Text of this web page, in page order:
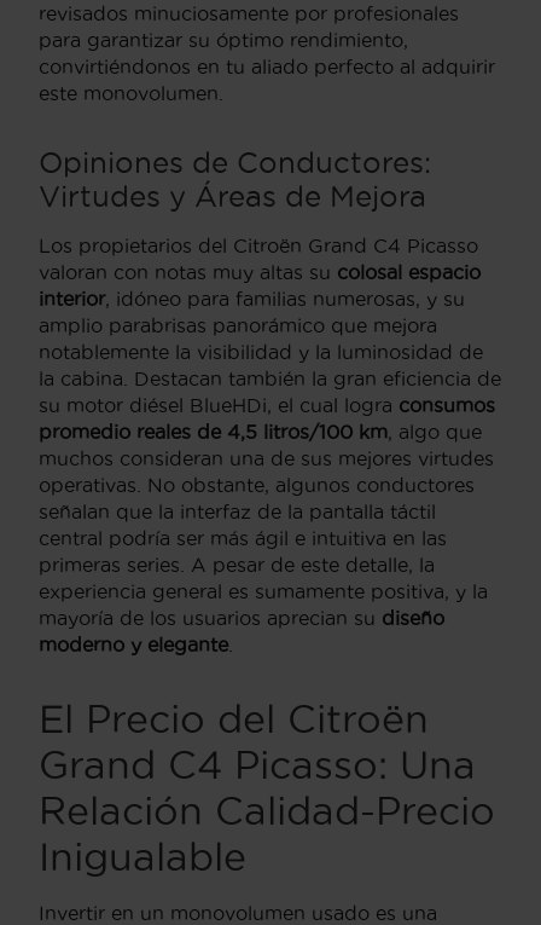
revisados minuciosamente por profesionales
para garantizar su óptimo rendimiento,
convirtiéndonos en tu aliado perfecto al adquirir
este monovolumen.
Opiniones de Conductores:
Virtudes y Áreas de Mejora
Los propietarios del Citroën Grand C4 Picasso
valoran con notas muy altas su colosal espacio
interior, idóneo para familias numerosas, y su
amplio parabrisas panorámico que mejora
notablemente la visibilidad y la luminosidad de
la cabina. Destacan también la gran eficiencia de
su motor diésel BlueHDi, el cual logra consumos
promedio reales de 4,5 litros/100 km , algo que
muchos consideran una de sus mejores virtudes
operativas. No obstante, algunos conductores
señalan que la interfaz de la pantalla táctil
central podría ser más ágil e intuitiva en las
primeras series. A pesar de este detalle, la
experiencia general es sumamente positiva, y la
mayoría de los usuarios aprecian su diseño
moderno y elegante
El Precio del Citroën
Grand C4 Picasso: Una
Relación Calidad-Precio
Inigualable
Invertir en un monovolumen usado es una